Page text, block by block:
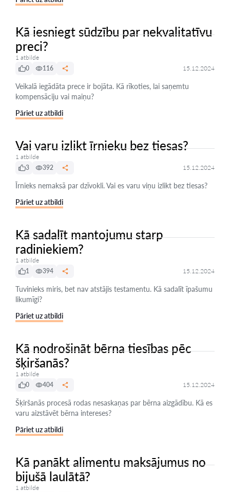
Kā iesniegt sūdzību par nekvalitatīvu
preci?
1 atbilde
0
116 15.12.2024
Veikalā iegādāta prece ir bojāta. Kā rīkoties, lai saņemtu
kompensāciju vai maiņu?
Pāriet uz atbildi
Vai varu izlikt īrnieku bez tiesas?
1 atbilde
3
392 15.12.2024
Īrnieks nemaksā par dzīvokli. Vai es varu viņu izlikt bez tiesas?
Pāriet uz atbildi
Kā sadalīt mantojumu starp
radiniekiem?
1 atbilde
1
394 15.12.2024
Tuvinieks miris, bet nav atstājis testamentu. Kā sadalīt īpašumu
likumīgi?
Pāriet uz atbildi
Kā nodrošināt bērna tiesības pēc
šķiršanās?
1 atbilde
0
404 15.12.2024
Šķiršanās procesā rodas nesaskaņas par bērna aizgādību. Kā es
varu aizstāvēt bērna intereses?
Pāriet uz atbildi
Kā panākt alimentu maksājumus no
bijušā laulātā?
1 atbilde